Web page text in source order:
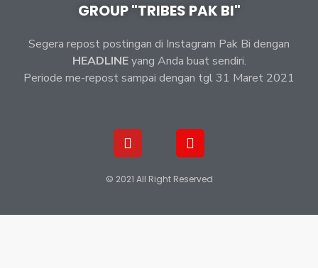
GROUP "TRIBES PAK BI"
Segera repost postingan di Instagram Pak Bi dengan
HEADLINEyang Anda buat sendiri.
Periode me-repost sampai dengan tgl 31 Maret 2021
© 2021 All Right Reserved